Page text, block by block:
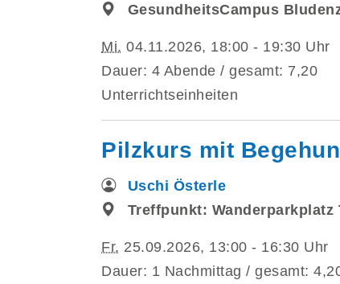
GesundheitsCampus
Mi. 04.11.2026, 18:00 - 19:30 Uhr
Dauer: 4 Abende / gesamt: 7,20
Unterrichtseinheiten
Pilzkurs mit
Uschi Österle
Treffpunkt:
Fr. 25.09.2026, 13:00 - 16:30 Uhr
Dauer: 1 Nachmittag / gesamt: